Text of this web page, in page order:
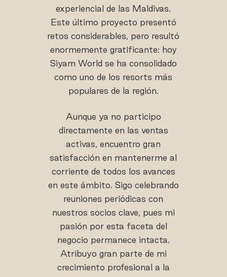
experiencial de las Maldivas.
Este último proyecto presentó
retos considerables, pero resultó
enormemente gratificante: hoy
Siyam World se ha consolidado
como uno de los resorts más
populares de la región.
Aunque ya no participo
directamente en las ventas
activas, encuentro gran
satisfacción en mantenerme al
corriente de todos los avances
en este ámbito. Sigo celebrando
reuniones periódicas con
nuestros socios clave, pues mi
pasión por esta faceta del
negocio permanece intacta.
Atribuyo gran parte de mi
crecimiento profesional a la